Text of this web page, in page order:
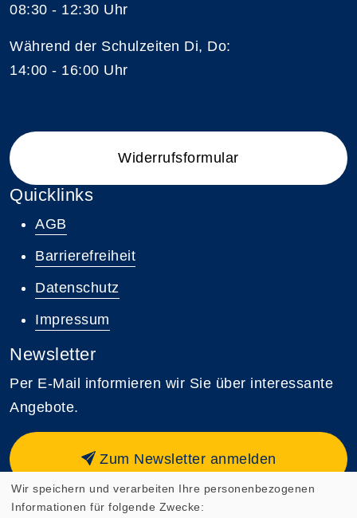
08:30 - 12:30 Uhr
Während der Schulzeiten Di, Do:
14:00 - 16:00 Uhr
Widerrufsformular
Quicklinks
AGB
Barrierefreiheit
Datenschutz
Impressum
Newsletter
Per E-Mail informieren wir Sie über interessante
Angebote.
Zum Newsletter anmelden
Wir speichern und verarbeiten Ihre personenbezogenen
Informationen für folgende Zwecke: